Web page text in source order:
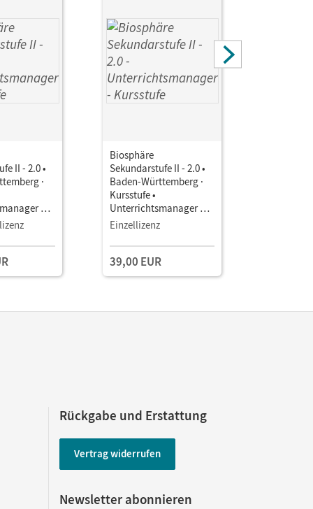
II - 2.0 •
·
E-
Biosphäre
Sekundarstufe II - 2.0 •
Baden-Württemberg ·
Kursstufe •
Unterrichtsmanager E-
Book mit
und Planungstools
Einzellizenz
39,00 EUR
Rückgabe und Erstattung
Vertrag widerrufen
Newsletter abonnieren